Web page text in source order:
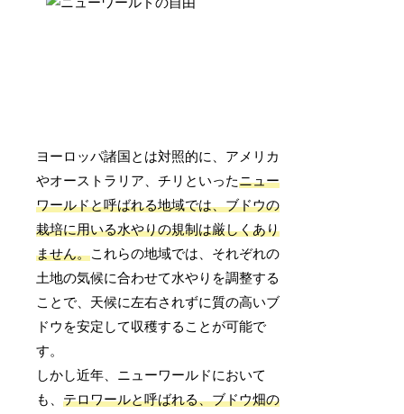
ヨーロッパ諸国とは対照的に、アメリカ
やオーストラリア、チリといったニュー
ワールドと呼ばれる地域では、ブドウの
栽培に用いる水やりの規制は厳しくあり
ません。これらの地域では、それぞれの
土地の気候に合わせて水やりを調整する
ことで、天候に左右されずに質の高いブ
ドウを安定して収穫することが可能で
す。
しかし近年、ニューワールドにおいて
も、テロワールと呼ばれる、ブドウ畑の